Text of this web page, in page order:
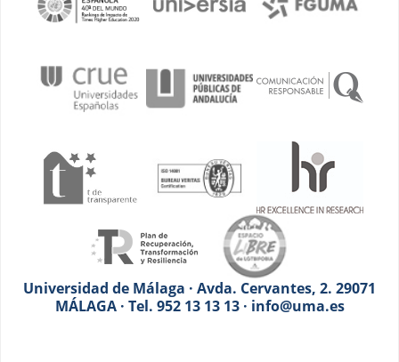
Universidad de Málaga · Avda. Cervantes, 2. 29071
MÁLAGA · Tel. 952 13 13 13 · info@uma.es